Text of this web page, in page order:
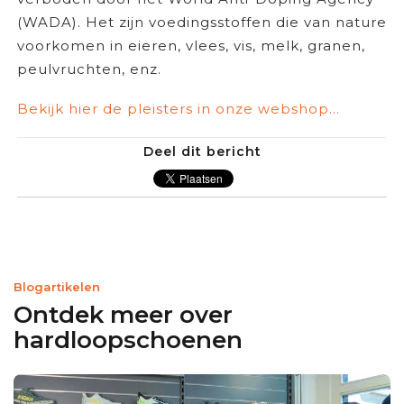
(WADA). Het zijn voedingsstoffen die van nature
voorkomen in eieren, vlees, vis, melk, granen,
peulvruchten, enz.
Bekijk hier de pleisters in onze webshop…
Blogartikelen
Ontdek meer over
hardloopschoenen